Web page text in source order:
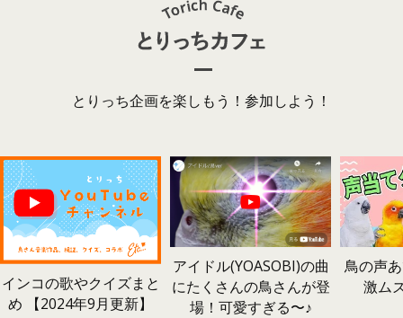
とりっち企画を楽しもう！参加しよう！
インコの歌やクイズまと
め 【2024年9月更新】
アイドル(YOASOBI)の曲
にたくさんの鳥さんが登
場！可愛すぎる〜♪
鳥の声
激ム